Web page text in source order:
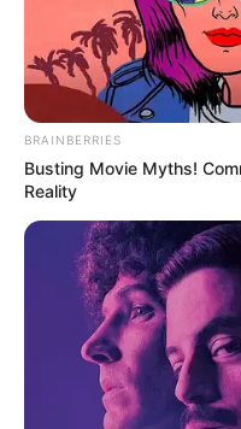
BRAINBERRIES
Busting Movie Myths!
Reality